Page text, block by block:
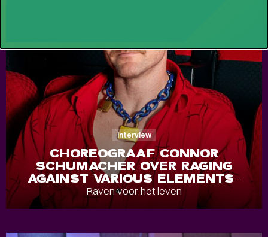
Interview
CHOREOGRAAF CONNOR
SCHUMACHER OVER RAGING
AGAINST VARIOUS ELEMENTS-
Raven voor het leven